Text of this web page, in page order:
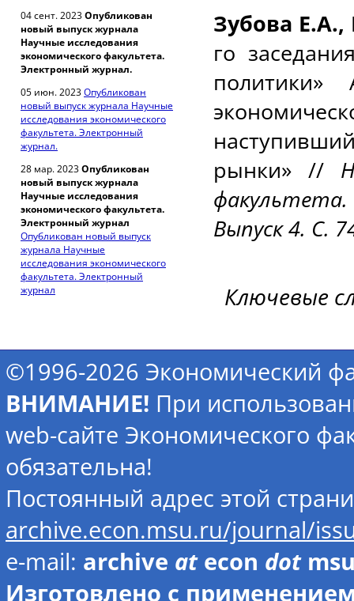
04 сент. 2023Опубликован
новый выпуск журнала
Научные исследования
экономического факультета.
Электронный журнал.
05 июн. 2023Опубликован
новый выпуск журнала Научные
исследования экономического
факультета. Электронный
журнал.
28 мар. 2023Опубликован
новый выпуск журнала
Научные исследования
экономического факультета.
Электронный журнал
Опубликован новый выпуск
журнала Научные
исследования экономического
факультета. Электронный
журнал
Зубова
го
политики»
рынки» //
Выпуск 4. С.
Ключевые
©1996-2026 Экономический
ВНИМАНИЕ! При
web-сайте Экономического
обязательна!
Постоянный адрес этой
archive.econ.msu.ru/journal/
e-mail: archive atecon dot
Изготовлено с